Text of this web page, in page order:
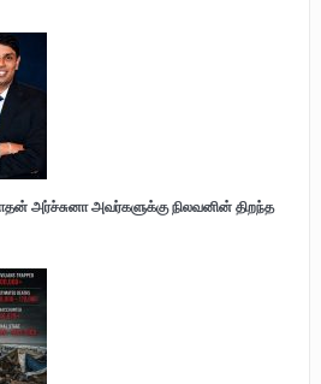
அர்ச்சுனா அவர்களுக்கு நிலவனின் திறந்த